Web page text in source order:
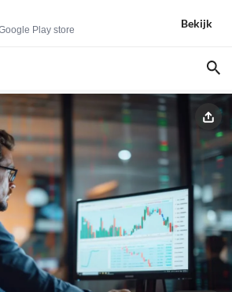
Play store
Bekijk